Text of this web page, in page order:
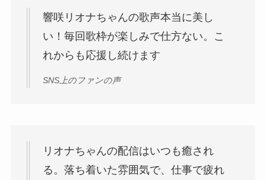
響咲リオナちゃんの歌声本当に美し
い！毎回歌枠が楽しみで仕方ない。こ
れからも応援し続けます
SNS上のファンの声
リオナちゃんの配信はいつも癒され
る。落ち着いた雰囲気で、仕事で疲れ